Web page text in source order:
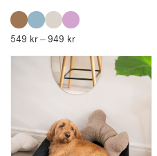
549 kr –949 krPrisintervall:
949 kr